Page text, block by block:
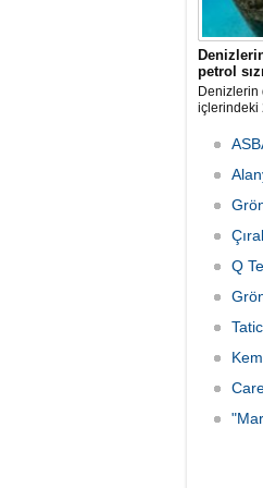
petrol
Denizlerin
içlerindeki
deniz
Q